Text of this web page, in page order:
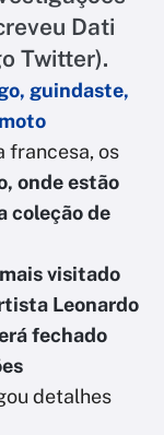
Dati
Twitter).
guindaste,
francesa, os
onde estão
coleção de
visitado
Leonardo
fechado
detalhes